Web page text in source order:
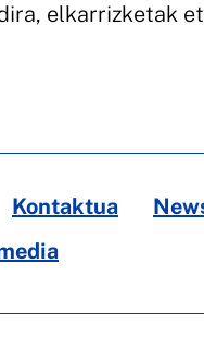
elkarrizketak
Kontaktua